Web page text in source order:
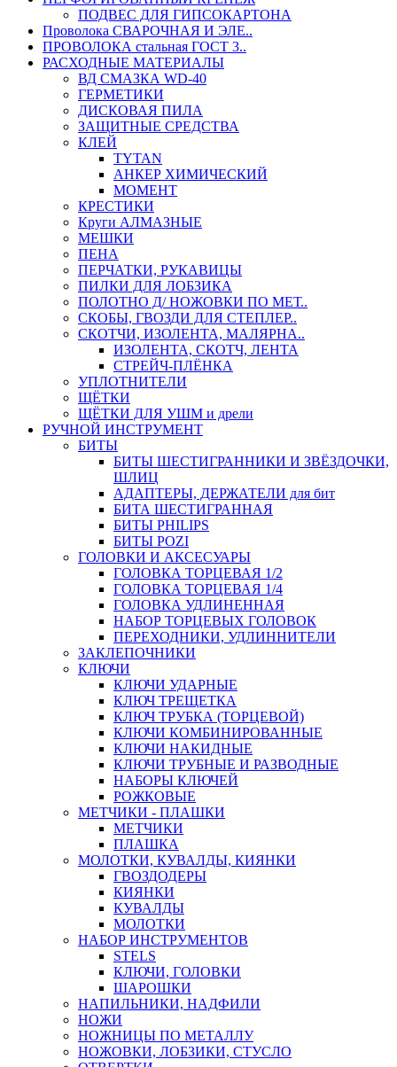
ПОДВЕС ДЛЯ ГИПСОКАРТОНА
Проволока СВАРОЧНАЯ И ЭЛЕ..
ПРОВОЛОКА стальная ГОСТ 3..
РАСХОДНЫЕ МАТЕРИАЛЫ
ВД СМАЗКА WD-40
ГЕРМЕТИКИ
ДИСКОВАЯ ПИЛА
ЗАЩИТНЫЕ СРЕДСТВА
КЛЕЙ
TYTAN
АНКЕР ХИМИЧЕСКИЙ
МОМЕНТ
КРЕСТИКИ
Круги АЛМАЗНЫЕ
МЕШКИ
ПЕНА
ПЕРЧАТКИ, РУКАВИЦЫ
ПИЛКИ ДЛЯ ЛОБЗИКА
ПОЛОТНО Д/ НОЖОВКИ ПО МЕТ..
СКОБЫ, ГВОЗДИ ДЛЯ СТЕПЛЕР..
СКОТЧИ, ИЗОЛЕНТА, МАЛЯРНА..
ИЗОЛЕНТА, СКОТЧ, ЛЕНТА
СТРЕЙЧ-ПЛЁНКА
УПЛОТНИТЕЛИ
ЩЁТКИ
ЩЁТКИ ДЛЯ УШМ и дрели
РУЧНОЙ ИНСТРУМЕНТ
БИТЫ
БИТЫ ШЕСТИГРАННИКИ И ЗВЁЗДОЧКИ,
ШЛИЦ
АДАПТЕРЫ, ДЕРЖАТЕЛИ для бит
БИТА ШЕСТИГРАННАЯ
БИТЫ PHILIPS
БИТЫ POZI
ГОЛОВКИ И АКСЕСУАРЫ
ГОЛОВКА ТОРЦЕВАЯ 1/2
ГОЛОВКА ТОРЦЕВАЯ 1/4
ГОЛОВКА УДЛИНЕННАЯ
НАБОР ТОРЦЕВЫХ ГОЛОВОК
ПЕРЕХОДНИКИ, УДЛИННИТЕЛИ
ЗАКЛЕПОЧНИКИ
КЛЮЧИ
КЛЮЧИ УДАРНЫЕ
КЛЮЧ ТРЕЩЕТКА
КЛЮЧ ТРУБКА (ТОРЦЕВОЙ)
КЛЮЧИ КОМБИНИРОВАННЫЕ
КЛЮЧИ НАКИДНЫЕ
КЛЮЧИ ТРУБНЫЕ И РАЗВОДНЫЕ
НАБОРЫ КЛЮЧЕЙ
РОЖКОВЫЕ
МЕТЧИКИ - ПЛАШКИ
МЕТЧИКИ
ПЛАШКА
МОЛОТКИ, КУВАЛДЫ, КИЯНКИ
ГВОЗДОДЕРЫ
КИЯНКИ
КУВАЛДЫ
МОЛОТКИ
НАБОР ИНСТРУМЕНТОВ
STELS
КЛЮЧИ, ГОЛОВКИ
ШАРОШКИ
НАПИЛЬНИКИ, НАДФИЛИ
НОЖИ
НОЖНИЦЫ ПО МЕТАЛЛУ
НОЖОВКИ, ЛОБЗИКИ, СТУСЛО